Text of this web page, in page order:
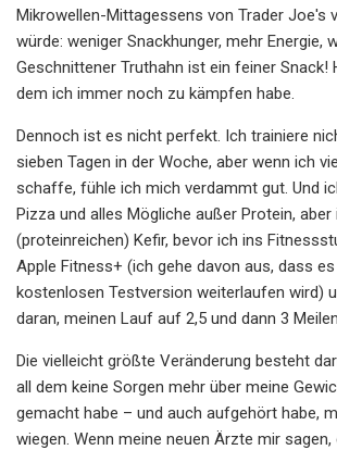
Mikrowellen-Mittagessens von Trader Joe's
würde: weniger Snackhunger, mehr Energie,
Geschnittener Truthahn ist ein feiner Snack!
dem ich immer noch zu kämpfen habe.
Dennoch ist es nicht perfekt. Ich trainiere
sieben Tagen in der Woche, aber wenn ich
schaffe, fühle ich mich verdammt gut. Und
Pizza und alles Mögliche außer Protein, aber
(proteinreichen) Kefir, bevor ich ins
Apple Fitness+ (ich gehe davon aus, dass
kostenlosen Testversion weiterlaufen wird)
daran, meinen Lauf auf 2,5 und dann 3
Die vielleicht größte Veränderung besteht
all dem keine Sorgen mehr über meine
gemacht habe – und auch aufgehört habe,
wiegen. Wenn meine neuen Ärzte mir